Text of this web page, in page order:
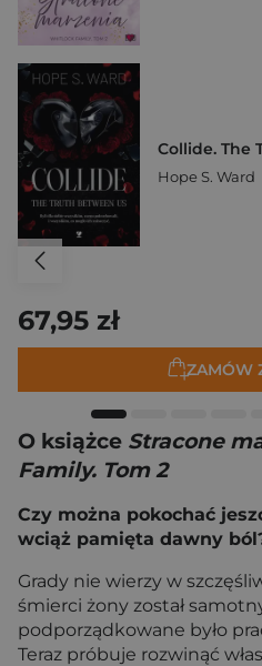
Collide. The
Hope S. Ward
67,95 zł
ZAMÓW
O książce Stracone
Family. Tom 2
Czy można pokochać
wciąż pamięta dawny
Grady nie wierzy w
śmierci żony został
podporządkowane było
Teraz próbuje rozwinąć